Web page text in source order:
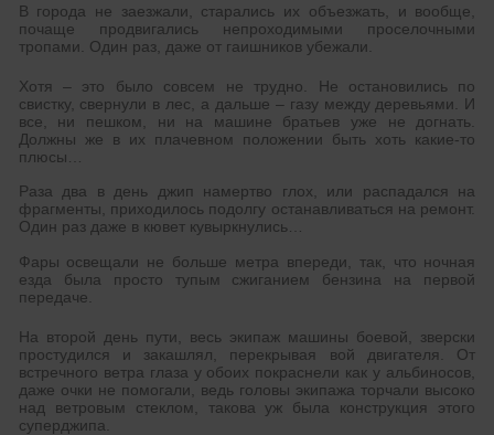
В города не заезжали, старались их объезжать, и вообще,
почаще продвигались непроходимыми проселочными
тропами. Один раз, даже от гаишников убежали.
Хотя – это было совсем не трудно. Не остановились по
свистку, свернули в лес, а дальше – газу между деревьями. И
все, ни пешком, ни на машине братьев уже не догнать.
Должны же в их плачевном положении быть хоть какие-то
плюсы…
Раза два в день джип намертво глох, или распадался на
фрагменты, приходилось подолгу останавливаться на ремонт.
Один раз даже в кювет кувыркнулись…
Фары освещали не больше метра впереди, так, что ночная
езда была просто тупым сжиганием бензина на первой
передаче.
На второй день пути, весь экипаж машины боевой, зверски
простудился и закашлял, перекрывая вой двигателя. От
встречного ветра глаза у обоих покраснели как у альбиносов,
даже очки не помогали, ведь головы экипажа торчали высоко
над ветровым стеклом, такова уж была конструкция этого
суперджипа.